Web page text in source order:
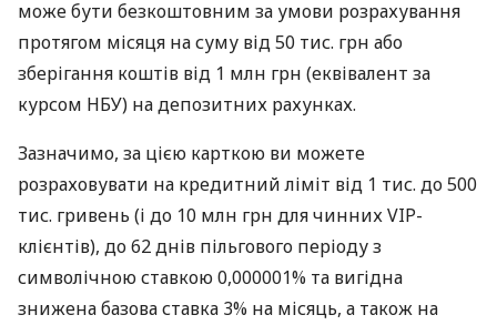
може бути безкоштовним за умови розрахування
протягом місяця на суму від 50 тис. грн або
зберігання коштів від 1 млн грн (еквівалент за
курсом НБУ) на депозитних рахунках.
Зазначимо, за цією карткою ви можете
розраховувати на кредитний ліміт від 1 тис. до 500
тис. гривень (і до 10 млн грн для чинних VIP-
клієнтів), до 62 днів пільгового періоду з
символічною ставкою 0,000001% та вигідна
знижена базова ставка 3% на місяць, а також на